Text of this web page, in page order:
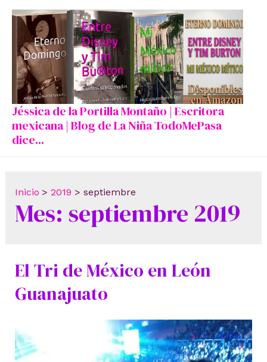
contenido
Jéssica de la Portilla Montaño | Escritora
mexicana | Blog de La Niña TodoMePasa
dice...
Inicio 2019 septiembre
Mes: septiembre 2019
El Tri de México en León
Guanajuato